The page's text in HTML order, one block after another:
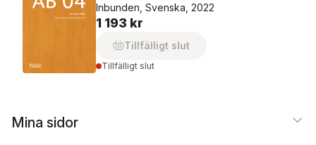
Inbunden, Svenska, 2022
1 193 kr
Tillfälligt slut
Tillfälligt slut
Mina sidor